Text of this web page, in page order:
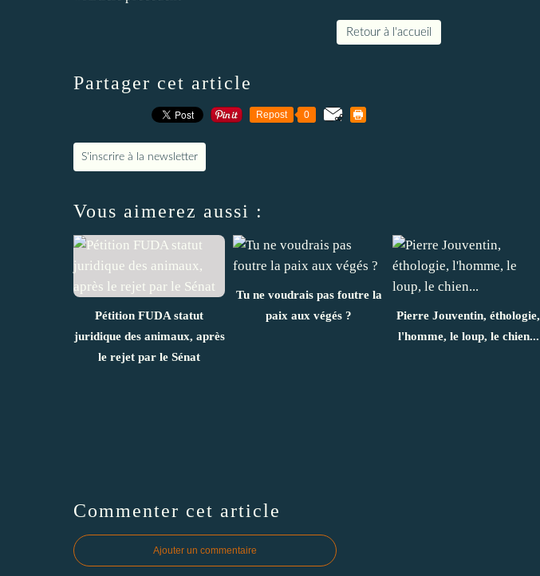
Retour à l'accueil
Partager cet article
Repost 0
S'inscrire à la newsletter
Vous aimerez aussi :
Pétition FUDA statut
juridique des animaux, après
le rejet par le Sénat
Tu ne voudrais pas foutre la
paix aux végés ?
Pierre Jouventin, éthologie,
l'homme, le loup, le chien...
Commenter cet article
Ajouter un commentaire